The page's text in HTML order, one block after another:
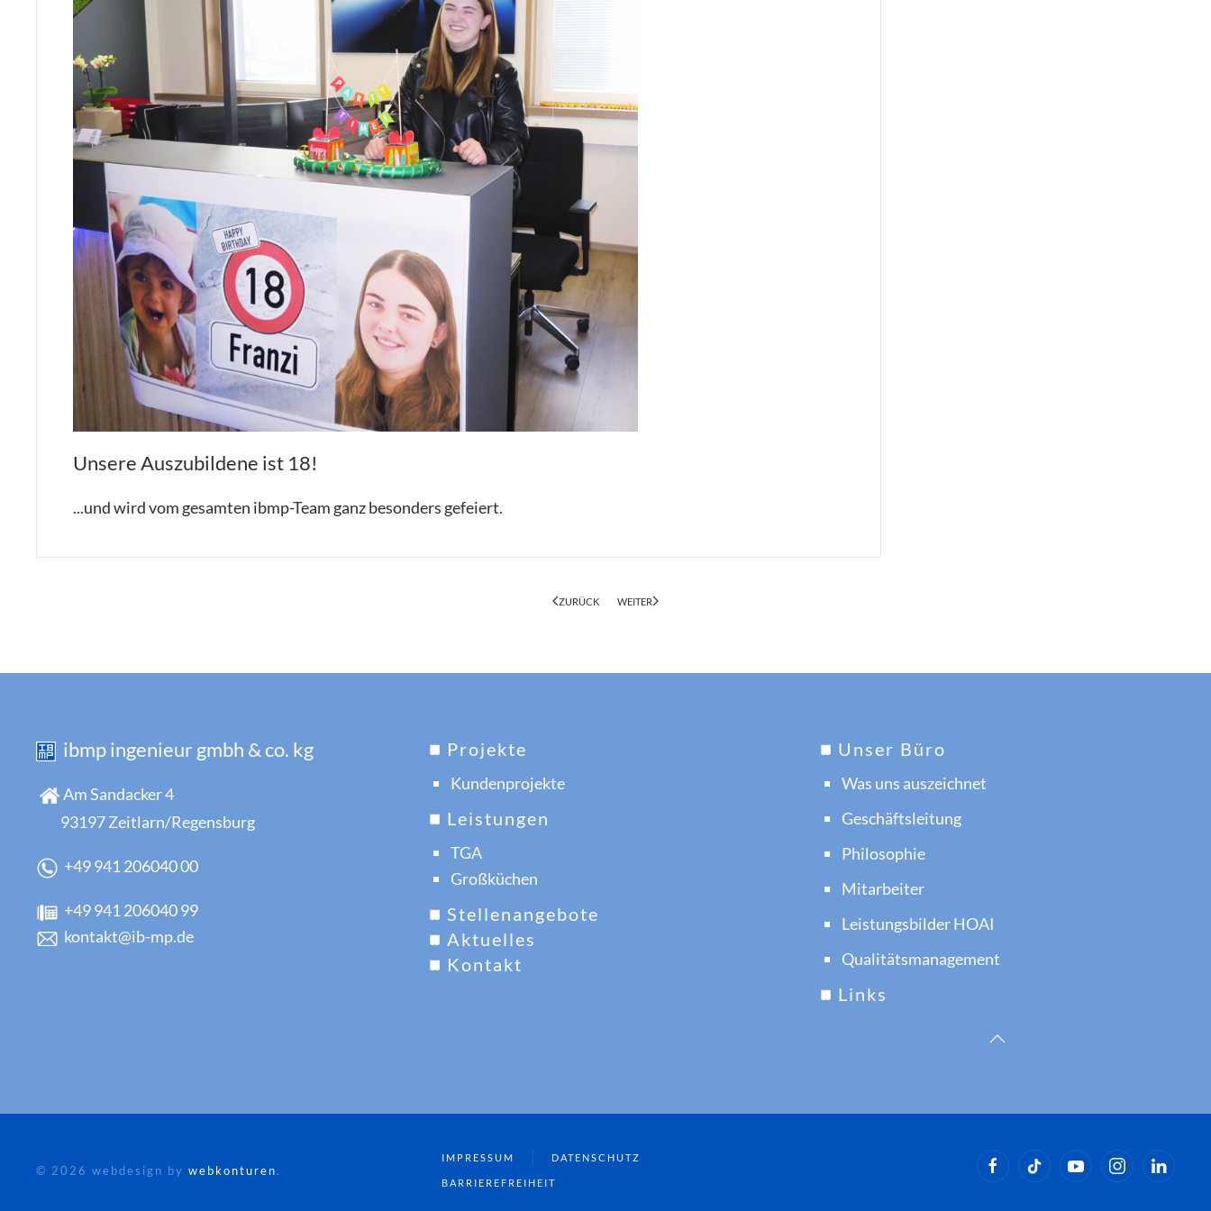
Unsere Auszubildene ist 18!
...und wird vom gesamten ibmp-Team ganz besonders gefeiert.
ZURÜCK WEITER
ibmp ingenieur gmbh & co. kg
Am Sandacker 4
93197 Zeitlarn/Regensburg
+49 941 206040 00
+49 941 206040 99
kontakt@ib-mp.de
Projekte
Kundenprojekte
Leistungen
TGA
Großküchen
Stellenangebote
Aktuelles
Kontakt
Unser Büro
Was uns auszeichnet
Geschäftsleitung
Philosophie
Mitarbeiter
Leistungsbilder HOAI
Qualitätsmanagement
Links
© 2026 webdesign by webkonturen.
IMPRESSUM DATENSCHUTZ
BARRIEREFREIHEIT